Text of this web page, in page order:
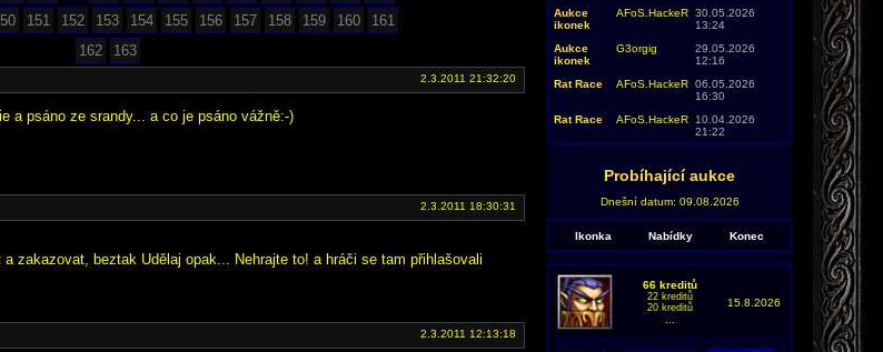
151 152 153 154 155 156 157 158 159 160
161
162
163
2.3.2011 21:32:20
a psáno ze srandy... a co je psáno vážně:-)
2.3.2011 18:30:31
zakazovat, beztak Udělaj opak... Nehrajte to! a hráči se tam přihlašovali
2.3.2011 12:13:18
Aukce
ikonek
AFoS.HackeR 30.05.2026
13:24
Aukce
ikonek
G3orgig
29.05.2026
12:16
Rat Race
AFoS.HackeR 06.05.2026
16:30
Rat Race
AFoS.HackeR
10.04.2026
21:22
Probíhající aukce
Dnešní datum: 09.08.2026
Ikonka Nabídky Konec
66 kreditů
22 kreditů
20 kreditů
15.8.2026